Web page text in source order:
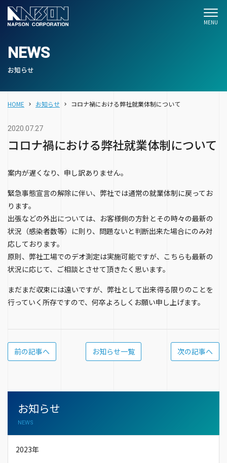
NEWS
お知らせ
HOME お知らせ コロナ禍における弊社就業体制について
2020.07.27
コロナ禍における弊社就業体制について
案内が遅くなり、申し訳ありません。
緊急事態宣言の解除に伴い、弊社では通常の就業体制に戻ってお
ります。
出張などの外出については、お客様側の方針とその時々の最新の
状況（感染者数等）に則り、問題ないと判断出来た場合にのみ対
応しております。
原則、弊社工場でのデオ測定は実施可能ですが、こちらも最新の
状況に応じて、ご相談とさせて頂きたく思います。
まだまだ収束には遠いですが、弊社として出来得る限りのことを
行っていく所存ですので、何卒よろしくお願い申し上げます。
前の記事へ お知らせ一覧 次の記事へ
お知らせ
NEWS
2023年